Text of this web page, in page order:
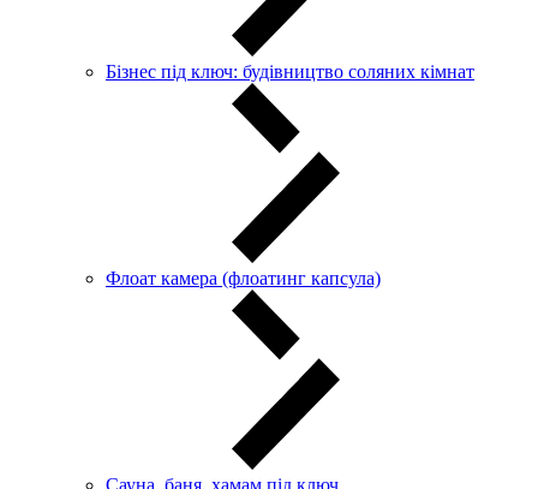
Бізнес під ключ: будівництво соляних кімнат
Флоат камера (флоатинг капсула)